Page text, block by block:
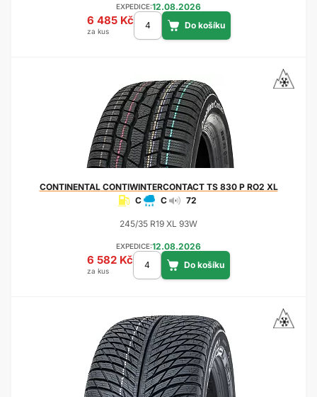
EXPEDICE:12.08.2026
6 485 Kč
za kus
CONTINENTALCONTIWINTERCONTACT TS 830 P RO2 XL
C
C 72
245/35 R19 XL 93W
EXPEDICE:12.08.2026
6 582 Kč
za kus